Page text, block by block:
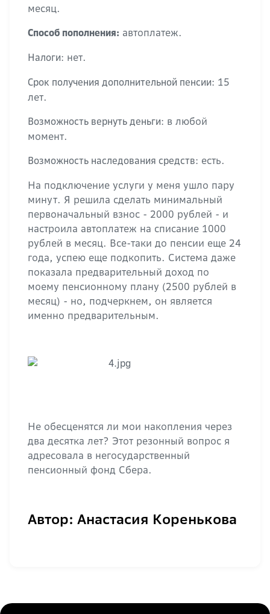
месяц.
Способ пополнения: автоплатеж.
Налоги: нет.
Срок получения дополнительной пенсии: 15
лет.
Возможность вернуть деньги: в любой
момент.
Возможность наследования средств: есть.
На подключение услуги у меня ушло пару
минут. Я решила сделать минимальный
первоначальный взнос - 2000 рублей - и
настроила автоплатеж на списание 1000
рублей в месяц. Все-таки до пенсии еще 24
года, успею еще подкопить. Система даже
показала предварительный доход по
моему пенсионному плану (2500 рублей в
месяц) - но, подчеркнем, он является
именно предварительным.
Не обесценятся ли мои накопления через
два десятка лет? Этот резонный вопрос я
адресовала в негосударственный
пенсионный фонд Сбера.
Автор: Анастасия Коренькова